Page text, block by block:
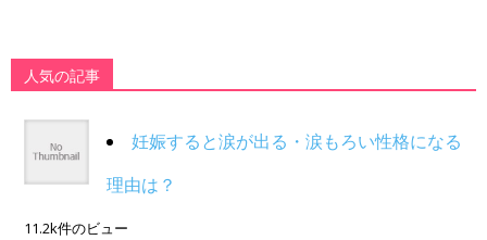
人気の記事
妊娠すると涙が出る・涙もろい性格になる
理由は？
11.2k件のビュー